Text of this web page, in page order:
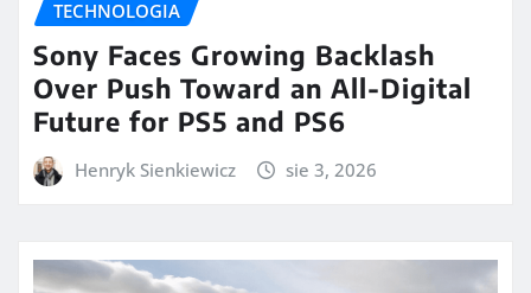
TECHNOLOGIA
Sony Faces Growing Backlash
Over Push Toward an All-Digital
Future for PS5 and PS6
Henryk Sienkiewicz sie 3, 2026